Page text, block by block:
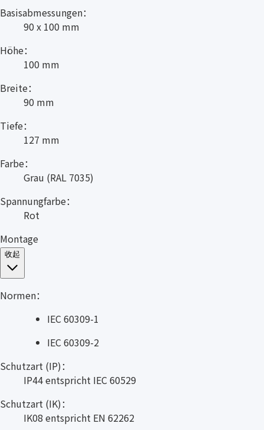
Basisabmessungen：
90 x 100 mm
Höhe：
100 mm
Breite：
90 mm
Tiefe：
127 mm
Farbe：
Grau (RAL 7035)
Spannungfarbe：
Rot
Montage
收起
Normen：
IEC 60309-1
IEC 60309-2
Schutzart (IP)：
IP44 entspricht IEC 60529
Schutzart (IK)：
IK08 entspricht EN 62262